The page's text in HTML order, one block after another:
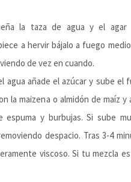
la taza de agua y el
a hervir bájalo a fuego
de vez en cuando.
agua añade el azúcar y sube
la maizena o almidón de maíz
espuma y burbujas. Si sube
despacio. Tras 3-4
viscoso. Si tu mezcla